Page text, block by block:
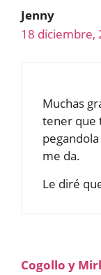
Jenny
18 diciembre,
Muchas
tener que
me da.
Le diré
Cogollo y